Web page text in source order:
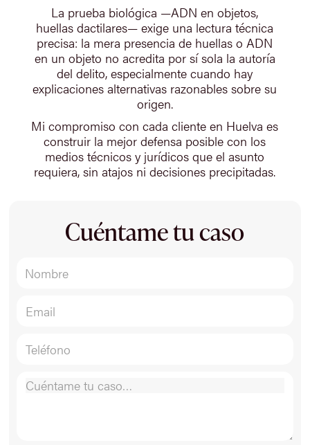
La prueba biológica —ADN en objetos,
huellas dactilares— exige una lectura técnica
precisa: la mera presencia de huellas o ADN
en un objeto no acredita por sí sola la autoría
del delito, especialmente cuando hay
explicaciones alternativas razonables sobre su
origen.
Mi compromiso con cada cliente en Huelva es
construir la mejor defensa posible con los
medios técnicos y jurídicos que el asunto
requiera, sin atajos ni decisiones precipitadas.
Cuéntame tu caso